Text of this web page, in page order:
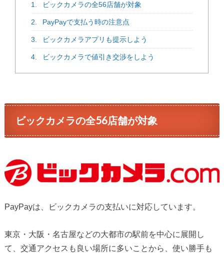
1.
ビックカメラの全56店舗が対象
2. PayPayで支払う時の注意点
3. ビックカメラアプリも提示しよう
4. ビックカメラで値引き交渉をしよう
ビックカメラの全56店舗が対象
PayPayは、ビックカメラの支払いに対応しています。
東京・大阪・名古屋などの大都市の駅前を中心に展開し
て、交通アクセスも良い場所に多いことから、使い勝手も